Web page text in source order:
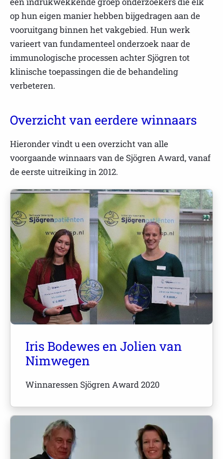
op hun eigen manier hebben bijgedragen aan de
vooruitgang binnen het vakgebied. Hun werk
varieert van fundamenteel onderzoek naar de
immunologische processen achter Sjögren tot
klinische toepassingen die de behandeling
verbeteren.
Overzicht van eerdere winnaars
Hieronder vindt u een overzicht van alle
voorgaande winnaars van de Sjögren Award, vanaf
de eerste uitreiking in 2012.
Iris Bodewes en Jolien van
Nimwegen
Winnaressen Sjögren Award 2020